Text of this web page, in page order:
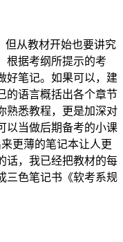
但从教材开始也要讲究
根据考纲所提示的考
好笔记。如果可以，建
的语言概括出各个章节
熟悉教程，更是加深对
以当做后期备考的小课
更薄的笔记本让人更
话，我已经把教材的每
三色笔记书《软考系规